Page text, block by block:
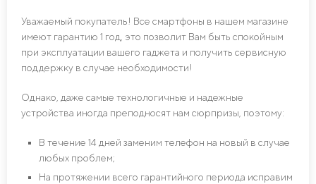
Уважаемый покупатель! Все смартфоны в нашем магазине
имеют гарантию 1 год, это позволит Вам быть спокойным
при эксплуатации вашего гаджета и получить сервисную
поддержку в случае необходимости!
Однако, даже самые технологичные и надежные
устройства иногда преподносят нам сюрпризы, поэтому:
В течение 14 дней заменим телефон на новый в случае
любых проблем;
На протяжении всего гарантийного периода исправим